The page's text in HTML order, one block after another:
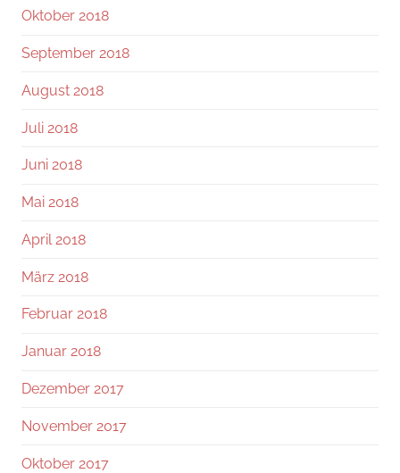
Oktober 2018
September 2018
August 2018
Juli 2018
Juni 2018
Mai 2018
April 2018
März 2018
Februar 2018
Januar 2018
Dezember 2017
November 2017
Oktober 2017